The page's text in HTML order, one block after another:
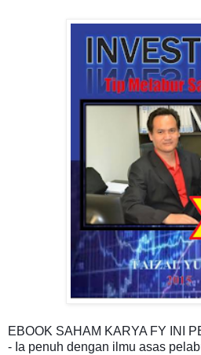
EBOOK SAHAM KARYA FY INI
- Ia penuh dengan ilmu asas